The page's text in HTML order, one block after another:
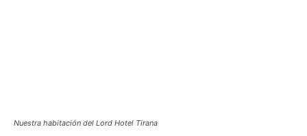
Nuestra habitación del Lord Hotel Tirana